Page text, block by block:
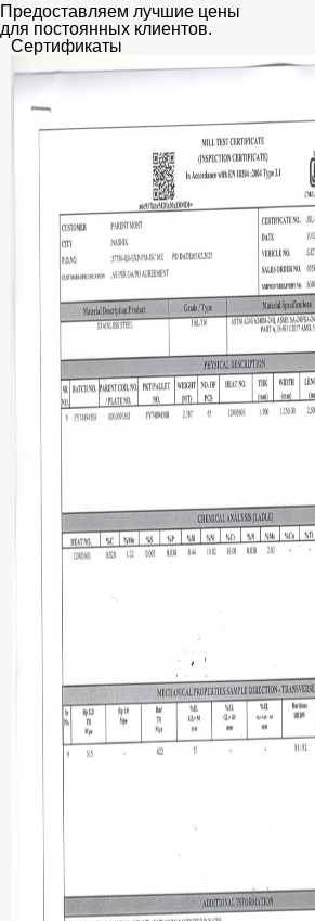
Предоставляем лучшие цены
для постоянных клиентов.
Сертификаты